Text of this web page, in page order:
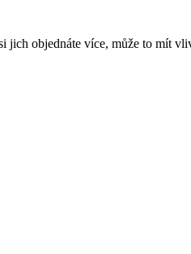
jich objednáte více, může to mít